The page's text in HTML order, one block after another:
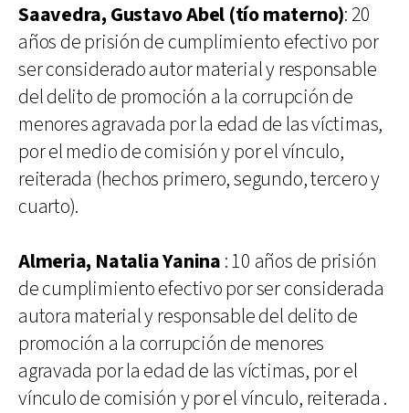
Saavedra, Gustavo Abel (tío materno): 20
años de prisión de cumplimiento efectivo por
ser considerado autor material y responsable
del delito de promoción a la corrupción de
menores agravada por la edad de las víctimas,
por el medio de comisión y por el vínculo,
reiterada (hechos primero, segundo, tercero y
cuarto).
Almeria, Natalia Yanina : 10 años de prisión
de cumplimiento efectivo por ser considerada
autora material y responsable del delito de
promoción a la corrupción de menores
agravada por la edad de las víctimas, por el
vínculo de comisión y por el vínculo, reiterada .